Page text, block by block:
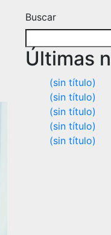
Buscar
Últimas
(sin título)
(sin título)
(sin título)
(sin título)
(sin título)